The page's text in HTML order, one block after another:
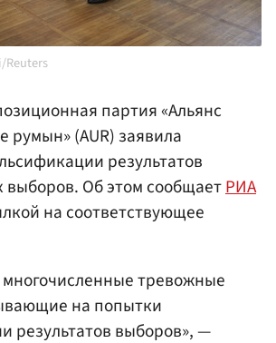
Reuters
партия «Альянс
румын» (AUR) заявила
результатов
выборов. Об этом сообщаетРИА
на соответствующее
многочисленные тревожные
на попытки
результатов выборов», —